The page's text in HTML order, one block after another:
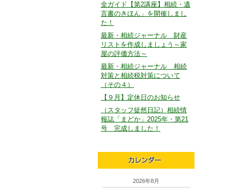
全ガイド【第2講座】相続・遺
言書のきほん」を開催しまし
た！
最新・相続ジャーナル 財産
リストを作成しましょう～家
屋の評価方法～
最新・相続ジャーナル 相続
対策と相続税対策について
（その４）
【９月】定休日のお知らせ
（スタッフ徒然日記）相続情
報誌「まどか」2025年・第21
号 完成しました！
2026年8月